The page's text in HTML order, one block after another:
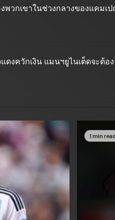
พวกเขาในช่วงกลางของแคมเ
ดงควักเงิน แมนฯยูไนเต็ดจะต้
1 min read